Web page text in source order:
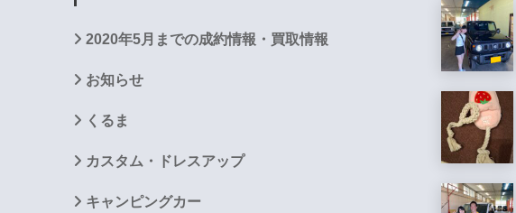
2020年5月までの成約情報・買取情報
お知らせ
くるま
カスタム・ドレスアップ
キャンピングカー